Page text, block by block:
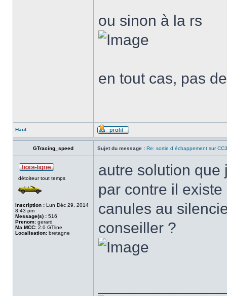
ou sinon à la rs
en tout cas, pas
Haut
GTracing_speed Sujet du message : Re: sortie d échappement sur
détoiteur tout temps
Inscription : Lun Déc 29, 2014
8:43 pm
Message(s) : 516
Prenom: gerard
Ma MCC: 2.0 GTline
Localisation: bretagne
autre solution que
par contre il
canules au
conseiller ?